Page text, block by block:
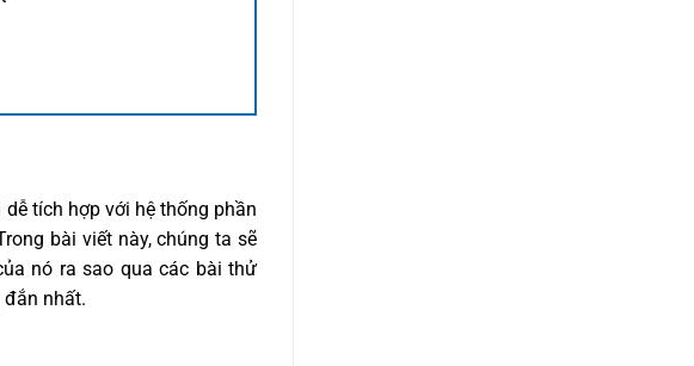
tích hợp với hệ thống phần
bài viết này, chúng ta sẽ
nó ra sao qua các bài thử
nhất.